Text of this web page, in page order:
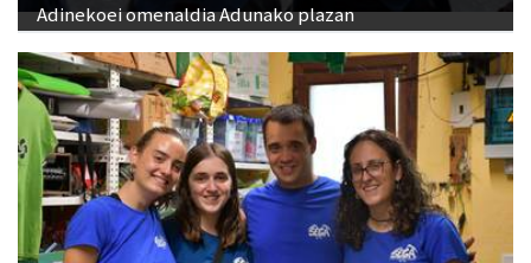
Adinekoei omenaldia Adunako plazan